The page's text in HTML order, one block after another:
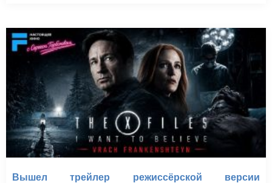
Вышел трейлер режиссёрской версии